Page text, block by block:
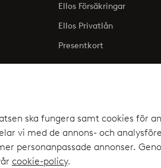
ska fungera samt cookies för
vi med de annons- och
personanpassade annonser.
cookie-policy.
Ellos Försäkringar
Ellos Privatlån
Presentkort
upp
elpy